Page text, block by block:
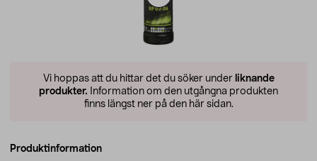
Vi hoppas att du hittar det du söker under liknande
produkter. Information om den utgångna produkten
finns längst ner på den här sidan.
Produktinformation